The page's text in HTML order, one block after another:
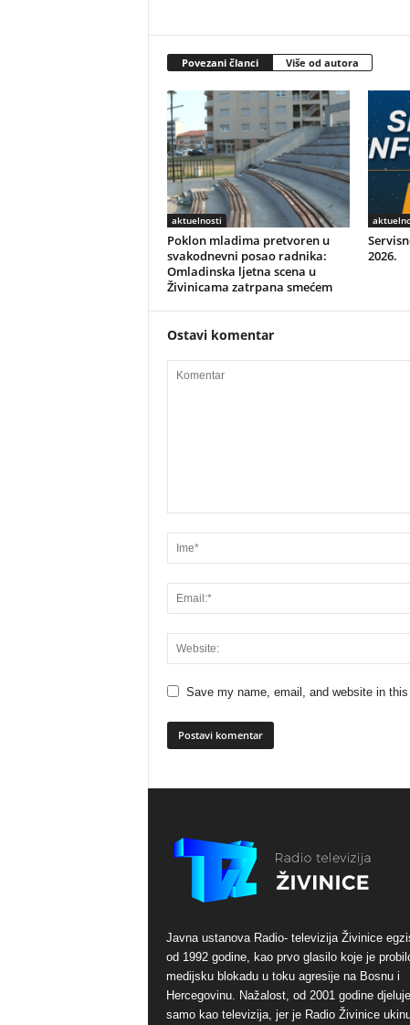
Povezani članci Više od autora
aktuelnosti
Poklon mladima pretvoren u
svakodnevni posao radnika:
Omladinska ljetna scena u
Živinicama zatrpana smećem
2026.
Ostavi komentar
Save my name, email, and website in
Javna ustanova Radio- televizija Živinice
od 1992 godine, kao prvo glasilo koje je
medijsku blokadu u toku agresije na Bosnu i
Hercegovinu. Nažalost, od 2001 godine djeluje
samo kao televizija, jer je Radio Živinice